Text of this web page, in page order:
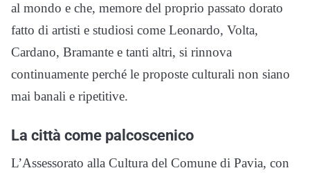
al mondo e che, memore del proprio passato dorato
fatto di artisti e studiosi come Leonardo, Volta,
Cardano, Bramante e tanti altri, si rinnova
continuamente perché le proposte culturali non siano
mai banali e ripetitive.
La città come palcoscenico
L’Assessorato alla Cultura del Comune di Pavia, con